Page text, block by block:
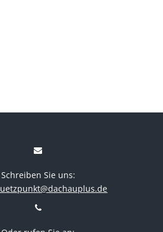
Schreiben Sie uns: